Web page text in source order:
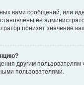
вами сообщений, или
её
понизят значение
другим
пользователями.